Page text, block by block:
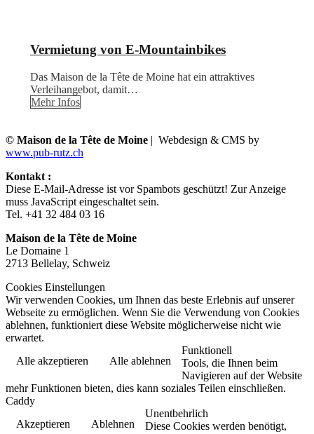
Vermietung von E-Mountainbikes
Das Maison de la Tête de Moine hat ein attraktives
Verleihangebot, damit…
Mehr Infos
© Maison de la Tête de Moine | Webdesign & CMS by
www.pub-rutz.ch
Kontakt :
Diese E-Mail-Adresse ist vor Spambots geschützt! Zur Anzeige
muss JavaScript eingeschaltet sein.
Tel. +41 32 484 03 16
Maison de la Tête de Moine
Le Domaine 1
2713 Bellelay, Schweiz
Cookies Einstellungen
Wir verwenden Cookies, um Ihnen das beste Erlebnis auf unserer
Webseite zu ermöglichen. Wenn Sie die Verwendung von Cookies
ablehnen, funktioniert diese Website möglicherweise nicht wie
erwartet.
Alle akzeptieren
Alle ablehnen
Funktionell
Tools, die Ihnen beim
Navigieren auf der Website
mehr Funktionen bieten, dies kann soziales Teilen einschließen.
Caddy
Akzeptieren
Ablehnen
Unentbehrlich
Diese Cookies werden benötigt,